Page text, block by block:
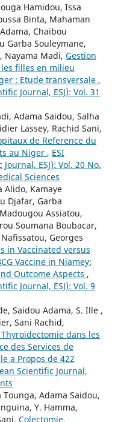
Hamidou, Issa
Binta, Mahaman
Chaibou
Garba Souleymane,
Nayama Madi, Gestion
filles en milieu
: Etude transversale ,
Journal, ESJ): Vol. 31
Adama Saidou, Salha
Lassey, Rachid Sani,
de Reference du
au Niger , ESI
ESJ): Vol. 20 No.
Sciences
Alido, Kamaye
Djafar, Garba
Assiatou,
Soumana Boubacar,
Georges
in Vaccinated versus
Vaccine in Niamey:
Outcome Aspects ,
Journal, ESJ): Vol. 9
Saidou Adama, S. Ille ,
Sani Rachid,
dans les
des Services de
a Propos de 422
Scientific Journal,
Adama Saidou,
Y. Hamma,
Colectomie,